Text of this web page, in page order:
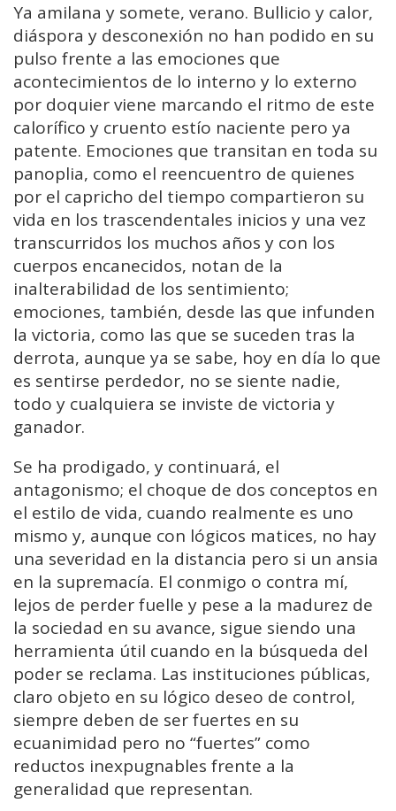
Ya amilana y somete, verano. Bullicio y calor,
diáspora y desconexión no han podido en su
pulso frente a las emociones que
acontecimientos de lo interno y lo externo
por doquier viene marcando el ritmo de este
calorífico y cruento estío naciente pero ya
patente. Emociones que transitan en toda su
panoplia, como el reencuentro de quienes
por el capricho del tiempo compartieron su
vida en los trascendentales inicios y una vez
transcurridos los muchos años y con los
cuerpos encanecidos, notan de la
inalterabilidad de los sentimiento;
emociones, también, desde las que infunden
la victoria, como las que se suceden tras la
derrota, aunque ya se sabe, hoy en día lo que
es sentirse perdedor, no se siente nadie,
todo y cualquiera se inviste de victoria y
ganador.
Se ha prodigado, y continuará, el
antagonismo; el choque de dos conceptos en
el estilo de vida, cuando realmente es uno
mismo y, aunque con lógicos matices, no hay
una severidad en la distancia pero si un ansia
en la supremacía. El conmigo o contra mí,
lejos de perder fuelle y pese a la madurez de
la sociedad en su avance, sigue siendo una
herramienta útil cuando en la búsqueda del
poder se reclama. Las instituciones públicas,
claro objeto en su lógico deseo de control,
siempre deben de ser fuertes en su
ecuanimidad pero no “fuertes” como
reductos inexpugnables frente a la
generalidad que representan.